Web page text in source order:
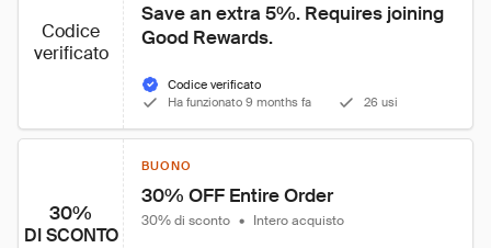
Codice
verificato
Save an extra 5%. Requires joining
Good Rewards.
Codice verificato
Ha funzionato 9 months fa
26 usi
30%
DI SCONTO
BUONO
30% OFF Entire Order
30% di sconto • Intero acquisto